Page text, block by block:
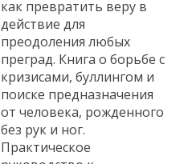
как превратить веру в
действие для
преодоления любых
преград. Книга о борьбе с
кризисами, буллингом и
поиске предназначения
от человека, рожденного
без рук и ног.
Практическое